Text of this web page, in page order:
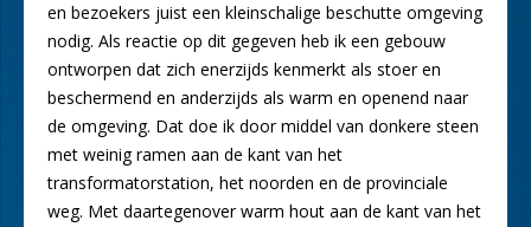
en bezoekers juist een kleinschalige beschutte omgeving
nodig. Als reactie op dit gegeven heb ik een gebouw
ontworpen dat zich enerzijds kenmerkt als stoer en
beschermend en anderzijds als warm en openend naar
de omgeving. Dat doe ik door middel van donkere steen
met weinig ramen aan de kant van het
transformatorstation, het noorden en de provinciale
weg. Met daartegenover warm hout aan de kant van het